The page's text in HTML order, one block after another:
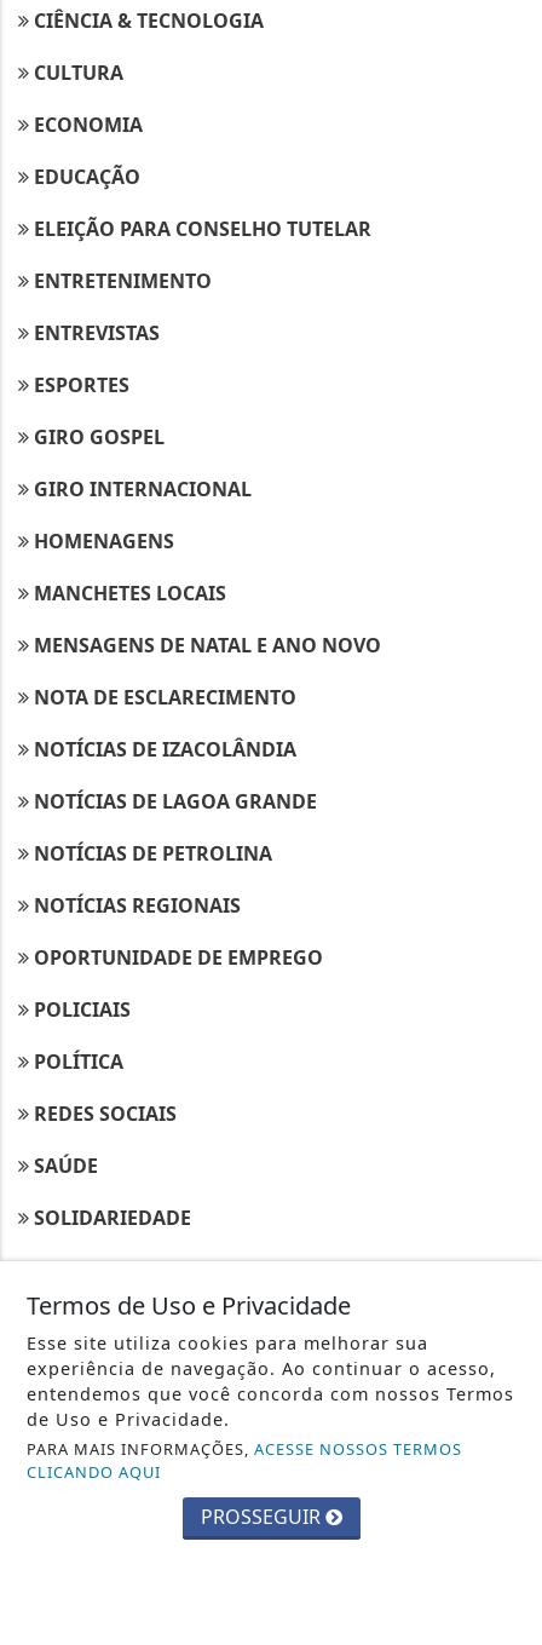
CIÊNCIA & TECNOLOGIA
CULTURA
ECONOMIA
EDUCAÇÃO
ELEIÇÃO PARA CONSELHO TUTELAR
ENTRETENIMENTO
ENTREVISTAS
ESPORTES
GIRO GOSPEL
GIRO INTERNACIONAL
HOMENAGENS
MANCHETES LOCAIS
MENSAGENS DE NATAL E ANO NOVO
NOTA DE ESCLARECIMENTO
NOTÍCIAS DE IZACOLÂNDIA
NOTÍCIAS DE LAGOA GRANDE
NOTÍCIAS DE PETROLINA
NOTÍCIAS REGIONAIS
OPORTUNIDADE DE EMPREGO
POLICIAIS
POLÍTICA
REDES SOCIAIS
SAÚDE
SOLIDARIEDADE
NAVEGUE
CONTATO
PAINEL DO USUÁRIO
TERMOS DE USO E PRIVACIDADE
SOBRE
Termos de Uso e Privacidade
Esse site utiliza cookies para melhorar sua
experiência de navegação. Ao continuar o acesso,
entendemos que você concorda com nossos Termos
de Uso e Privacidade.
PARA MAIS INFORMAÇÕES,ACESSE NOSSOS TERMOS
CLICANDO AQUI
PROSSEGUIR